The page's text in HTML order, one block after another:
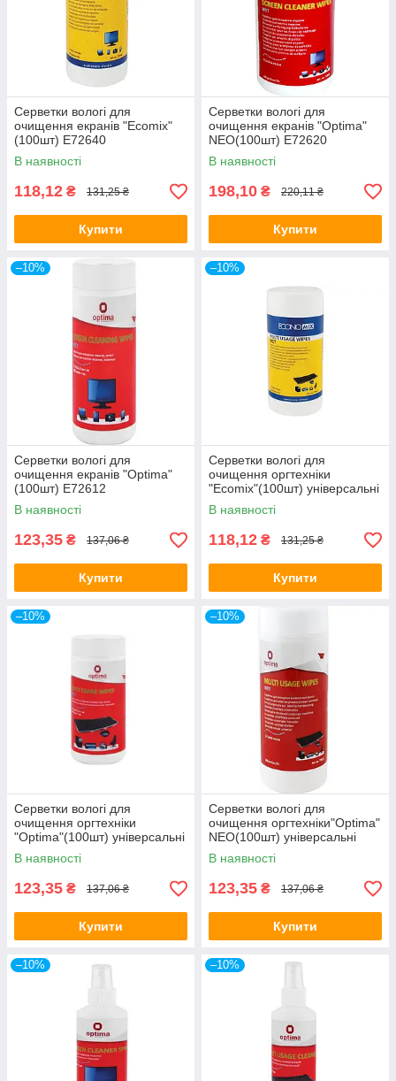
Серветки вологі для
очищення екранів "Ecomix"
(100шт) E72640
В наявності
118,12 ₴ 131,25 ₴
Купити
Серветки вологі для
очищення екранів "Optima"
NEO(100шт) E72620
В наявності
198,10 ₴ 220,11 ₴
Купити
–10%
Серветки вологі для
очищення екранів "Optima"
(100шт) E72612
В наявності
123,35 ₴ 137,06 ₴
Купити
–10%
Серветки вологі для
очищення оргтехніки
"Ecomix"(100шт) універсальні
E72643
В наявності
118,12 ₴ 131,25 ₴
Купити
–10%
Серветки вологі для
очищення оргтехніки
"Optima"(100шт) універсальні
E72615
В наявності
123,35 ₴ 137,06 ₴
Купити
–10%
Серветки вологі для
очищення оргтехніки"Optima"
NEO(100шт) універсальні
E72621
В наявності
123,35 ₴ 137,06 ₴
Купити
–10% –10%